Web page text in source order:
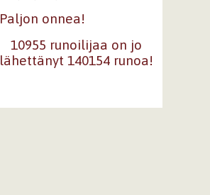
Paljon onnea!
10955 runoilijaa on jo
lähettänyt 140154 runoa!